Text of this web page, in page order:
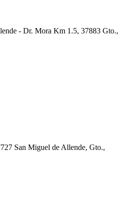
- Dr. Mora Km 1.5, 37883 Gto.,
San Miguel de Allende, Gto.,